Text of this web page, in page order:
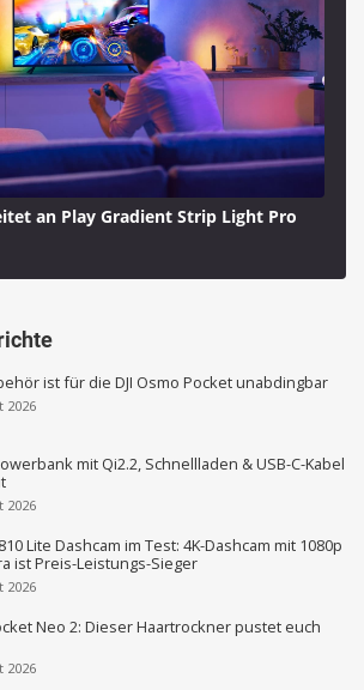
an Play Gradient Strip Light Pro
ist für die DJI Osmo Pocket unabdingbar
2026
mit Qi2.2, Schnellladen & USB-C-Kabel
2026
Lite Dashcam im Test: 4K-Dashcam mit 1080p
ist Preis-Leistungs-Sieger
2026
Neo 2: Dieser Haartrockner pustet euch
2026